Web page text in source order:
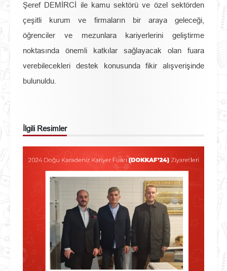
Şeref DEMİRCİ ile kamu sektörü ve özel sektörden
çeşitli kurum ve firmaların bir araya geleceği,
öğrenciler ve mezunlara kariyerlerini geliştirme
noktasında önemli katkılar sağlayacak olan fuara
verebilecekleri destek konusunda fikir alışverişinde
bulunuldu.
İlgili Resimler